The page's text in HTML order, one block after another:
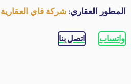
المطور العقاري:شركة فاي العقارية
واتساب اتصل بنا